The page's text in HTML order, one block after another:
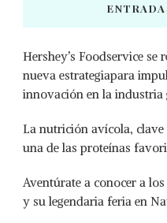
Hershey’s Foodservice se
nueva estrategiapara
innovación en la industria
La nutrición avícola,
una de las proteínas
Aventúrate a conocer a
y su legendaria feria en